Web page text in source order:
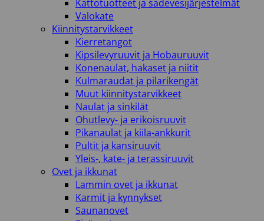
Kattotuotteet ja sadevesijärjestelmät
Valokate
Kiinnitystarvikkeet
Kierretangot
Kipsilevyruuvit ja Hobauruuvit
Konenaulat, hakaset ja niitit
Kulmaraudat ja pilarikengät
Muut kiinnitystarvikkeet
Naulat ja sinkilät
Ohutlevy- ja erikoisruuvit
Pikanaulat ja kiila-ankkurit
Pultit ja kansiruuvit
Yleis-, kate- ja terassiruuvit
Ovet ja ikkunat
Lammin ovet ja ikkunat
Karmit ja kynnykset
Saunanovet